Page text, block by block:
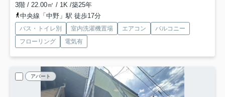
3階 / 22.00㎡ / 1K /築25年
中央線「中野」駅 徒歩17分
バス・トイレ別 室内洗濯機置場 エアコン
バルコニー
フローリング
電気有
アパート